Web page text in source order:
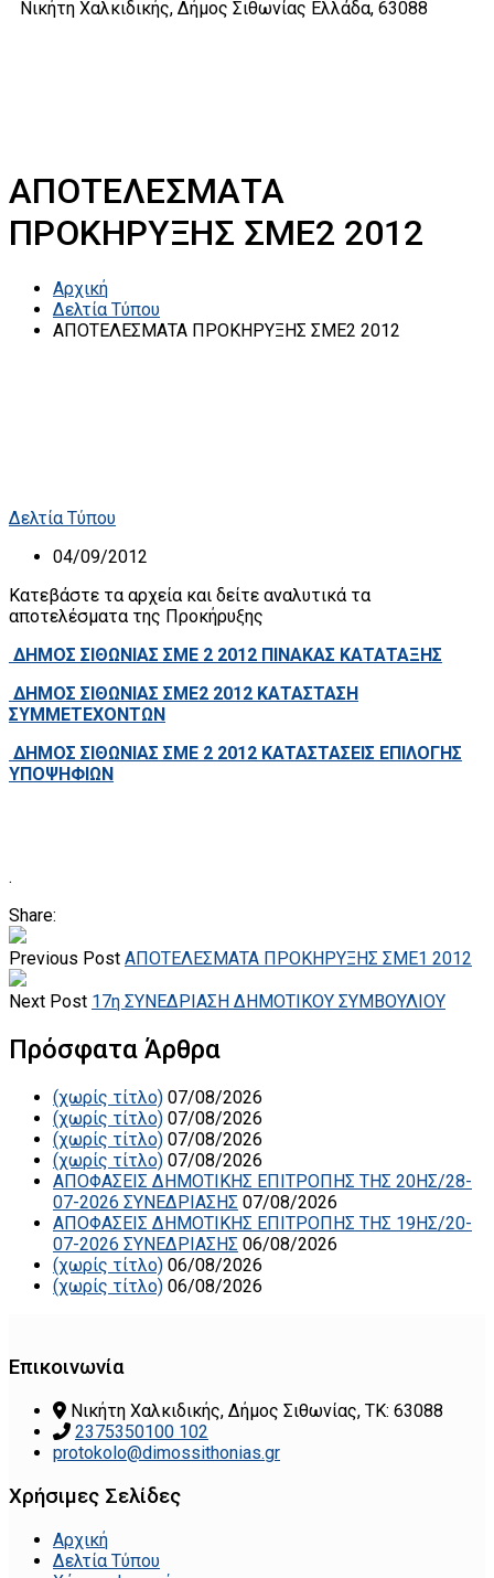
Νικήτη Χαλκιδικής, Δήμος Σιθωνίας Ελλάδα, 63088
ΑΠΟΤΕΛΕΣΜΑΤΑ
ΠΡΟΚΗΡΥΞΗΣ ΣΜΕ2 2012
Αρχική
Δελτία Τύπου
ΑΠΟΤΕΛΕΣΜΑΤΑ ΠΡΟΚΗΡΥΞΗΣ ΣΜΕ2 2012
Δελτία Τύπου
04/09/2012
Κατεβάστε τα αρχεία και δείτε αναλυτικά τα
αποτελέσματα της Προκήρυξης
ΔΗΜΟΣ ΣΙΘΩΝΙΑΣ ΣΜΕ 2 2012 ΠΙΝΑΚΑΣ ΚΑΤΑΤΑΞΗΣ
ΔΗΜΟΣ ΣΙΘΩΝΙΑΣ ΣΜΕ2 2012 ΚΑΤΑΣΤΑΣΗ
ΣΥΜΜΕΤΕΧΟΝΤΩΝ
ΔΗΜΟΣ ΣΙΘΩΝΙΑΣ ΣΜΕ 2 2012 ΚΑΤΑΣΤΑΣΕΙΣ ΕΠΙΛΟΓΗΣ
ΥΠΟΨΗΦΙΩΝ
.
Share:
Previous Post ΑΠΟΤΕΛΕΣΜΑΤΑ ΠΡΟΚΗΡΥΞΗΣ ΣΜΕ1 2012
Next Post 17η ΣΥΝΕΔΡΙΑΣΗ ΔΗΜΟΤΙΚΟΥ ΣΥΜΒΟΥΛΙΟΥ
Πρόσφατα Άρθρα
(χωρίς τίτλο) 07/08/2026
(χωρίς τίτλο) 07/08/2026
(χωρίς τίτλο) 07/08/2026
(χωρίς τίτλο) 07/08/2026
ΑΠΟΦΑΣΕΙΣ ΔΗΜΟΤΙΚΗΣ ΕΠΙΤΡΟΠΗΣ ΤΗΣ 20ΗΣ/28-
07-2026 ΣΥΝΕΔΡΙΑΣΗΣ 07/08/2026
ΑΠΟΦΑΣΕΙΣ ΔΗΜΟΤΙΚΗΣ ΕΠΙΤΡΟΠΗΣ ΤΗΣ 19ΗΣ/20-
07-2026 ΣΥΝΕΔΡΙΑΣΗΣ 06/08/2026
(χωρίς τίτλο) 06/08/2026
(χωρίς τίτλο) 06/08/2026
Επικοινωνία
Νικήτη Χαλκιδικής, Δήμος Σιθωνίας, ΤΚ: 63088
2375350100 102
protokolo@dimossithonias.gr
Χρήσιμες Σελίδες
Αρχική
Δελτία Τύπου